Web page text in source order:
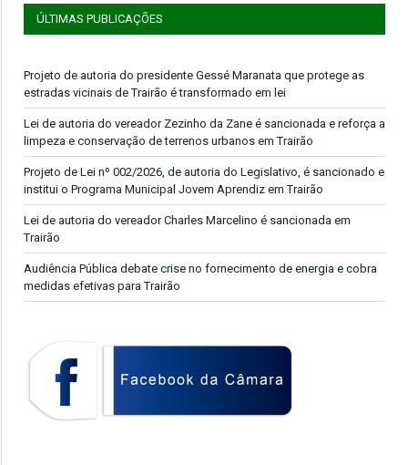
ÚLTIMAS PUBLICAÇÕES
Projeto de autoria do presidente Gessé Maranata que protege as
estradas vicinais de Trairão é transformado em lei
Lei de autoria do vereador Zezinho da Zane é sancionada e reforça a
limpeza e conservação de terrenos urbanos em Trairão
Projeto de Lei nº 002/2026, de autoria do Legislativo, é sancionado e
institui o Programa Municipal Jovem Aprendiz em Trairão
Lei de autoria do vereador Charles Marcelino é sancionada em
Trairão
Audiência Pública debate crise no fornecimento de energia e cobra
medidas efetivas para Trairão